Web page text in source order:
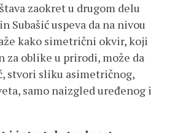
zaokret u drugom delu
Subašić uspeva da na nivou
kako simetrični okvir, koji
oblike u prirodi, može da
stvori sliku asimetričnog,
samo naizgled uređenog i